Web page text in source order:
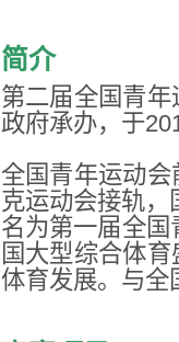
简介
第二届全国青
政府承办，于
全国青年运动
克运动会接轨
名为第一届全
国大型综合体
体育发展。与全